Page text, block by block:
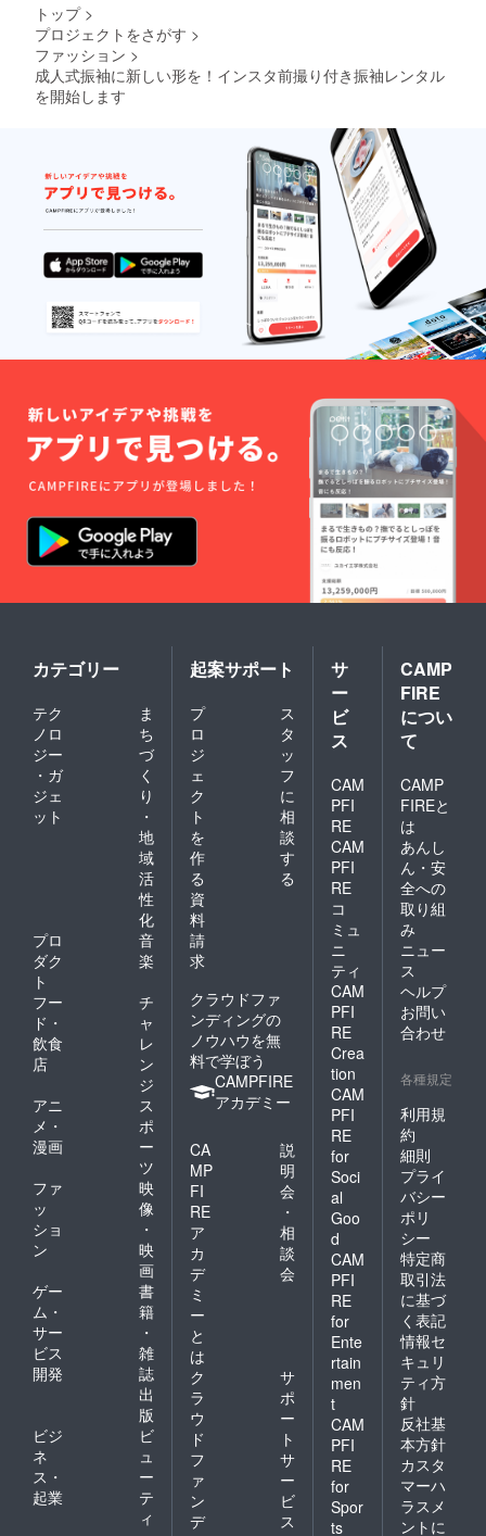
トップ >
プロジェクトをさがす >
ファッション >
成人式振袖に新しい形を！インスタ前撮り付き振袖レンタル
を開始します
カテゴリー
テク
ノロ
ジー
・ガ
ジェ
ット
ま
ち
づ
く
り
・
地
域
活
性
化
プロ
ダク
ト
音
楽
フー
ド・
飲食
店
チ
ャ
レ
ン
ジ
アニ
メ・
漫画
ス
ポ
ー
ツ
ファ
ッ
ショ
ン
映
像
・
映
画
ゲー
ム・
サー
ビス
開発
書
籍
・
雑
誌
出
版
ビジ
ネ
ス・
起業
ビ
ュ
ー
テ
ィ
起案サポート
プ
ロ
ジ
ェ
ク
ト
を
作
る
ス
タ
ッ
フ
に
相
談
す
る
資
料
請
求
クラウドファ
ンディングの
ノウハウを無
料で学ぼう
CAMPFIRE
アカデミー
CA
MP
FI
RE
ア
カ
デ
ミ
ー
と
は
説
明
会
・
相
談
会
ク
ラ
ウ
ド
フ
ァ
ン
デ
サ
ポ
ー
ト
サ
ー
ビ
ス
サ
ー
ビ
ス
CAM
PFI
RE
CAM
PFI
RE
コ
ミュ
ニ
ティ
CAM
PFI
RE
Crea
tion
CAM
PFI
RE
for
Soci
al
Goo
d
CAM
PFI
RE
for
Ente
rtain
men
t
CAM
PFI
RE
for
Spor
ts
CAMP
FIRE
につい
て
CAMP
FIREと
は
あんし
ん・安
全への
取り組
み
ニュー
ス
ヘルプ
お問い
合わせ
各種規定
利用規
約
細則
プライ
バシー
ポリ
シー
特定商
取引法
に基づ
く表記
情報セ
キュリ
ティ方
針
反社基
本方針
カスタ
マーハ
ラスメ
ントに